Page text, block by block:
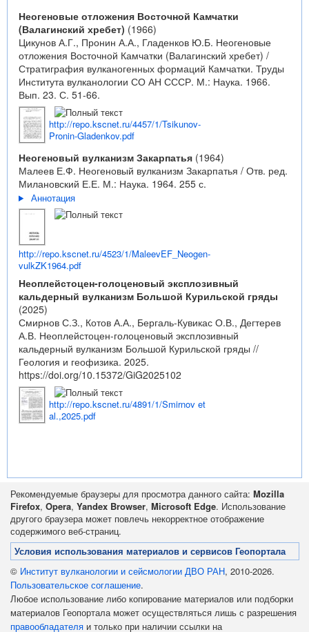
Неогеновые отложения Восточной Камчатки
(Валагинский хребет) (1966)
Цикунов А.Г., Пронин А.А., Гладенков Ю.Б. Неогеновые
отложения Восточной Камчатки (Валагинский хребет) /
Стратиграфия вулканогенных формаций Камчатки. Труды
Института вулканологии СО АН СССР. М.: Наука. 1966.
Вып. 23. С. 51-66.
http://repo.kscnet.ru/4457/1/Tsikunov-
Pronin-Gladenkov.pdf
Неогеновый вулканизм Закарпатья (1964)
Малеев Е.Ф. Неогеновый вулканизм Закарпатья / Отв. ред.
Милановский Е.Е. М.: Наука. 1964. 255 с.
Аннотация
http://repo.kscnet.ru/4523/1/MaleevEF_Neogen-
vulkZK1964.pdf
Неоплейстоцен-голоценовый эксплозивный
кальдерный вулканизм Большой Курильской гряды
(2025)
Смирнов С.З., Котов А.А., Бергаль-Кувикас О.В., Дегтерев
А.В. Неоплейстоцен-голоценовый эксплозивный
кальдерный вулканизм Большой Курильской гряды //
Геология и геофизика. 2025.
https://doi.org/10.15372/GiG2025102
http://repo.kscnet.ru/4891/1/Smirnov et
al.,2025.pdf
Рекомендуемые браузеры для просмотра данного сайта: Mozilla
Firefox, Opera, Yandex Browser, Microsoft Edge. Использование
другого браузера может повлечь некорректное отображение
содержимого веб-страниц.
Условия использования материалов и сервисов Геопортала
© Институт вулканологии и сейсмологии ДВО РАН, 2010-2026.
Пользовательское соглашение.
Любое использование либо копирование материалов или подборки
материалов Геопортала может осуществляться лишь с разрешения
правообладателя и только при наличии ссылки на